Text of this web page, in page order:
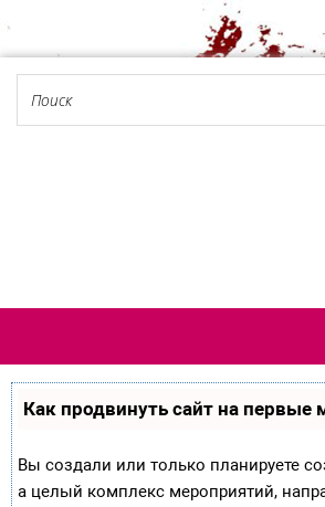
Как продвинуть сайт на первые
Вы создали или только планируете
а целый комплекс мероприятий,